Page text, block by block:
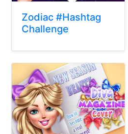
Zodiac #Hashtag
Challenge